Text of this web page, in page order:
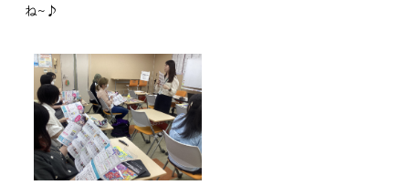
ね~♪